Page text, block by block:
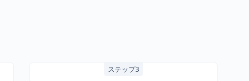
ステップ3